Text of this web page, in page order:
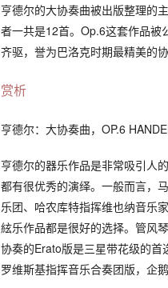
亨德尔的大协奏曲被出版整理
者一共是12首。Op.6这套作品被
齐驱，誉为巴洛克时期最精美的协
赏析
亨德尔：大协奏曲，OP.6
亨德尔的器乐作品是非常吸引人
都有很优秀的演绎。一般而言，
乐团、哈农库特指挥维也纳音乐
絃乐作品都是很好的选择。管风
协奏的Erato版是三星带花级的
罗维斯基指挥音乐合奏团版，企